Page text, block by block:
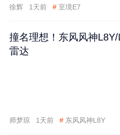
徐辉 1天前 # 至境E7
撞名理想！东风风神
雷达
师梦琼 1天前 # 东风风神L8Y